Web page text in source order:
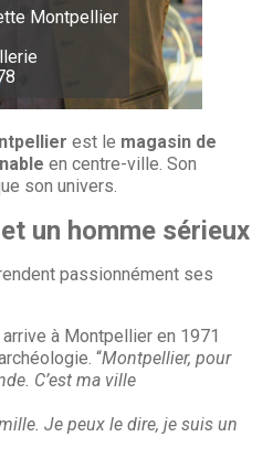
Montpellier
est le magasin de
en centre-ville. Son
son univers.
un homme sérieux
passionnément ses
à Montpellier en 1971
“Montpellier, pour
C’est ma ville
Je peux le dire, je suis un